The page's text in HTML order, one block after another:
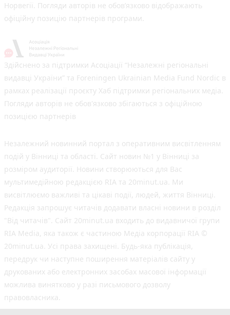
Норвегії. Погляди авторів не обов’язково відображають
офіційну позицію партнерів програми.
Здійснено за підтримки Асоціації “Незалежні регіональні
видавці України” та Foreningen Ukrainian Media Fund Nordic в
рамках реалізації проєкту Хаб підтримки регіональних медіа.
Погляди авторів не обов'язково збігаються з офіційною
позицією партнерів
Незалежний новинний портал з оперативним висвітленням
подій у Вінниці та області. Сайт новин №1 у Вінниці за
розміром аудиторії. Новини створюються для Вас
мультимедійною редакцією RIA та 20minut.ua. Ми
висвітлюємо важливі та цікаві події, людей, життя Вінниці.
Редакція запрошує читачів додавати власні новини в розділ
"Від читачів". Сайт 20minut.ua входить до видавничої групи
RIA Media, яка також є частиною Медіа корпорації RIA ©
20minut.ua. Усі права захищені. Будь-яка публiкацiя,
передрук чи наступне поширення матеріалів сайту у
друкованих або електронних засобах масової інформації
можлива винятково у разі письмового дозволу
правовласника.